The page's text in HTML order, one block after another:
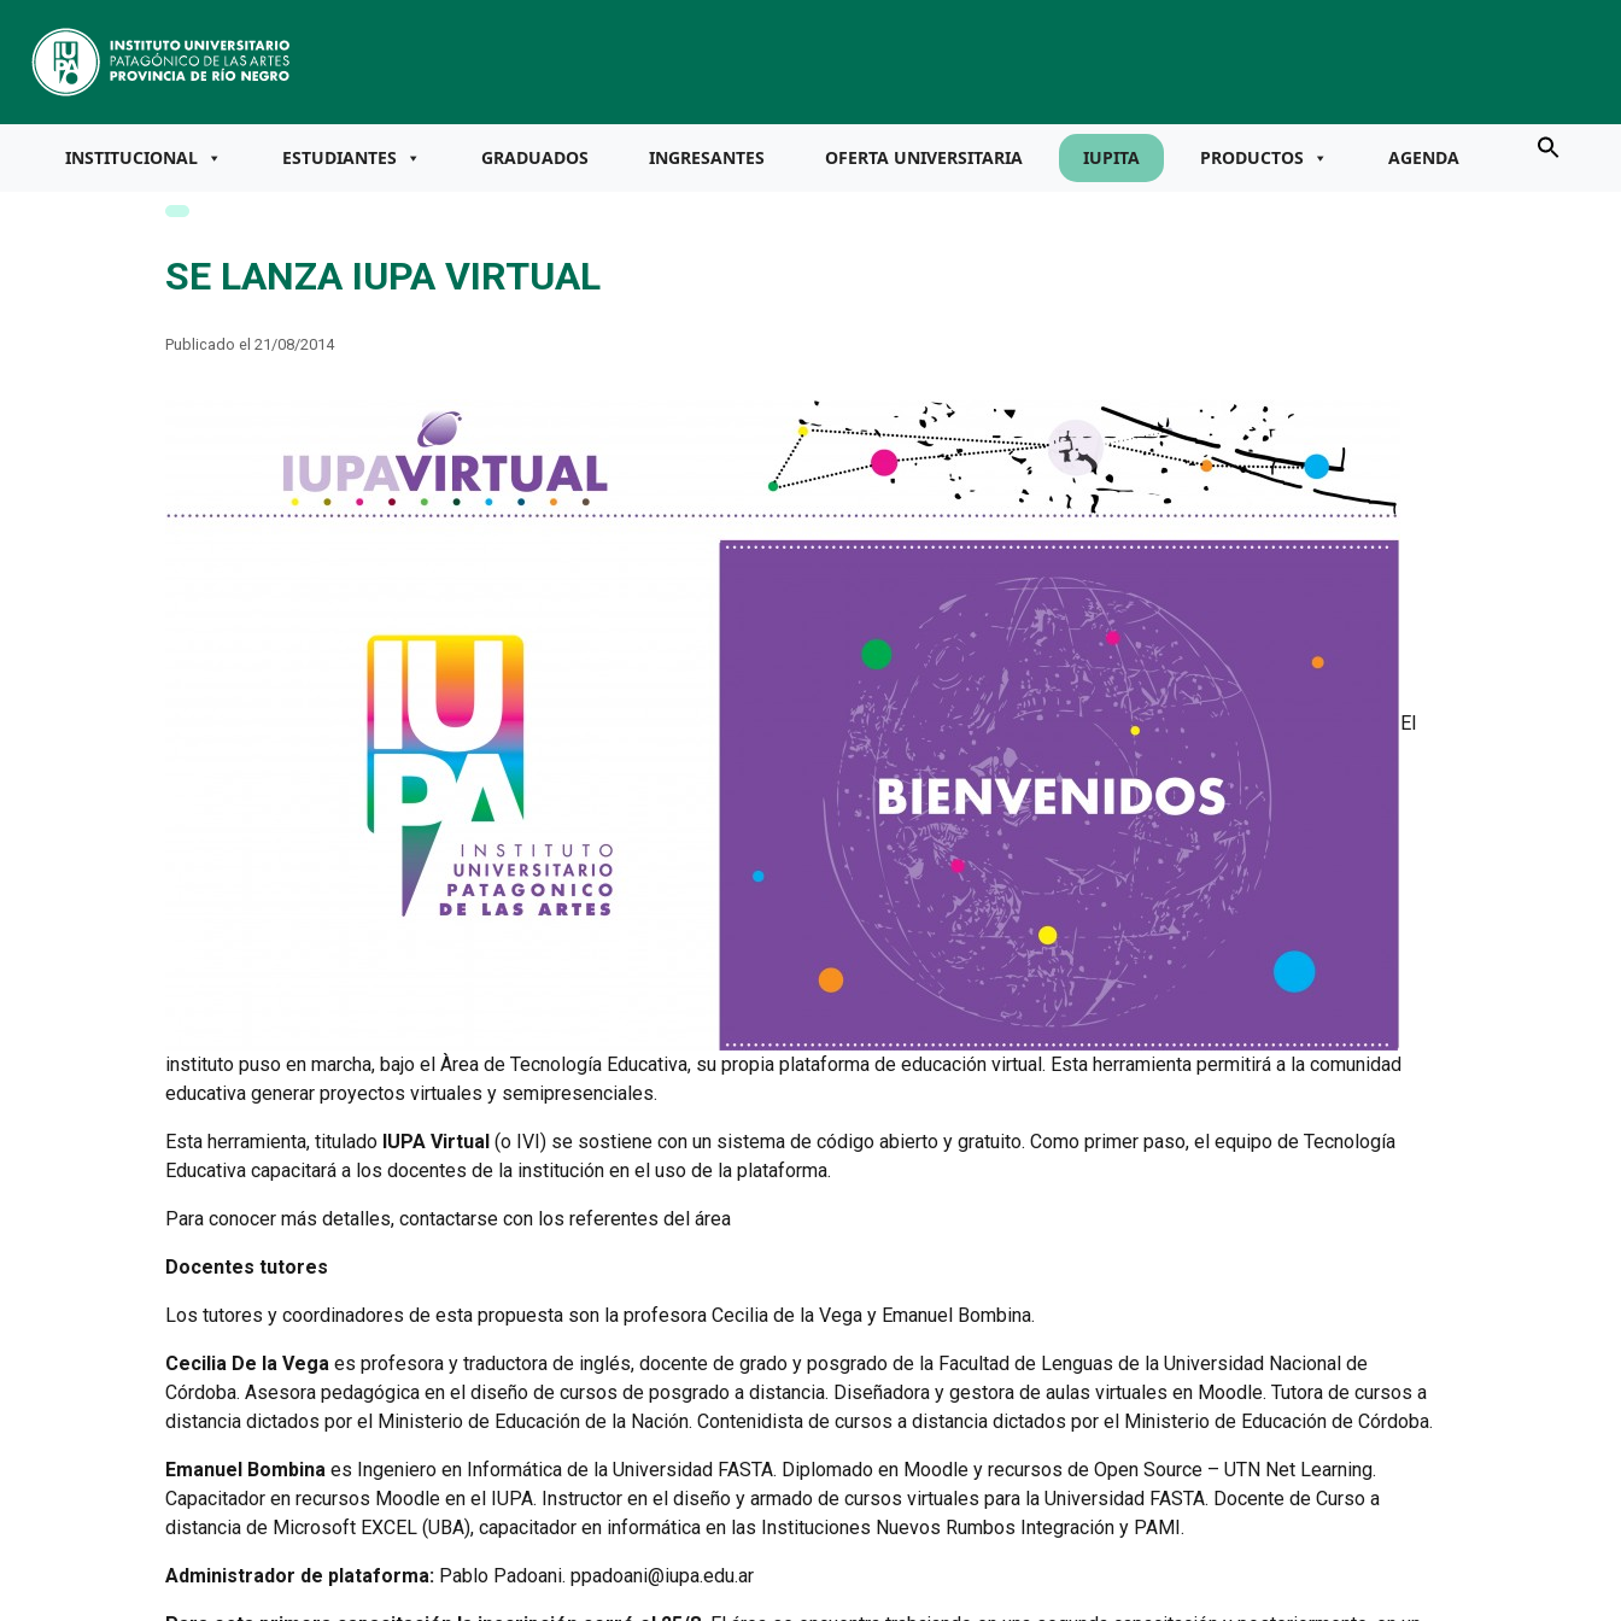
INSTITUCIONAL ESTUDIANTES GRADUADOS INGRESANTES OFERTA UNIVERSITARIA IUPITA PRODUCTOS AGENDA
SE LANZA IUPA VIRTUAL
Publicado el 21/08/2014
El
instituto puso en marcha, bajo el Àrea de Tecnología Educativa, su propia plataforma de educación virtual. Esta herramienta permitirá a la comunidad
educativa generar proyectos virtuales y semipresenciales.
Esta herramienta, titulado IUPA Virtual(o IVI) se sostiene con un sistema de código abierto y gratuito. Como primer paso, el equipo de Tecnología
Educativa capacitará a los docentes de la institución en el uso de la plataforma.
Para conocer más detalles, contactarse con los referentes del área
Docentes tutores
Los tutores y coordinadores de esta propuesta son la profesora Cecilia de la Vega y Emanuel Bombina.
CeciliaDe la Vegaes profesora y traductora de inglés, docente de grado y posgrado de la Facultad de Lenguas de la Universidad Nacional de
Córdoba. Asesora pedagógica en el diseño de cursos de posgrado a distancia. Diseñadora y gestora de aulas virtuales en Moodle. Tutora de cursos a
distancia dictados por el Ministerio de Educación de la Nación. Contenidista de cursos a distancia dictados por el Ministerio de Educación de Córdoba.
Emanuel Bombinaes Ingeniero en Informática de la Universidad FASTA. Diplomado en Moodle y recursos de Open Source – UTN Net Learning.
Capacitador en recursos Moodle en el IUPA. Instructor en el diseño y armado de cursos virtuales para la Universidad FASTA. Docente de Curso a
distancia de Microsoft EXCEL (UBA), capacitador en informática en las Instituciones Nuevos Rumbos Integración y PAMI.
Administrador de plataforma: Pablo Padoani. ppadoani@iupa.edu.ar